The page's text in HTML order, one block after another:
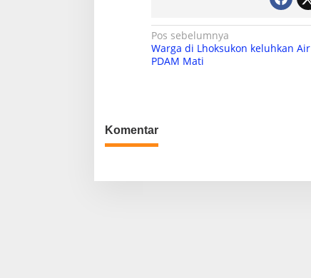
N
a
a
i
Pos sebelumnya
Warga di Lhoksukon keluhkan Air
PDAM Mati
Komentar